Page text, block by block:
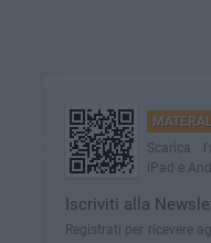
Scarica
iPad e
Iscriviti alla
Registrati per ricevere